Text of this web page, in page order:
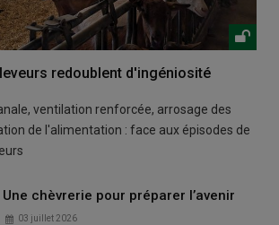
redoublent d'ingéniosité
ventilation renforcée, arrosage des
de l'alimentation : face aux épisodes de
Une chèvrerie pour préparer l’avenir
03 juillet 2026